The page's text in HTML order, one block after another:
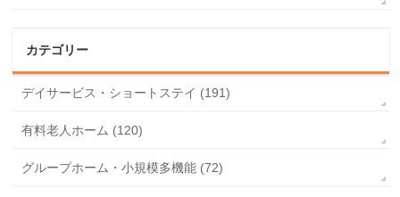
カテゴリー
デイサービス・ショートステイ (191)
有料老人ホーム (120)
グループホーム・小規模多機能 (72)